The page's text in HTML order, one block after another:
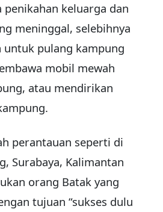
penikahan keluarga dan
meninggal, selebihnya
untuk pulang kampung
mobil mewah
atau mendirikan
perantauan seperti di
Surabaya, Kalimantan
orang Batak yang
tujuan “sukses dulu